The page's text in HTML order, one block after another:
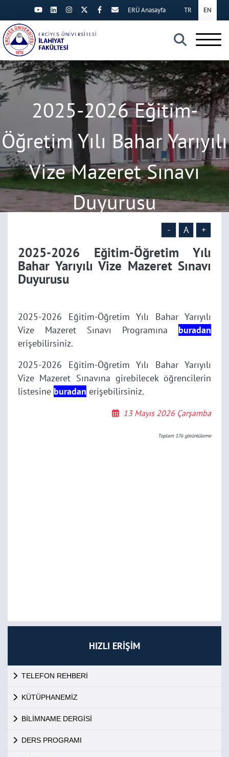
×
TR EN
ERÜ Anasayfa
2025-2026 Eğitim-
Öğretim Yılı Bahar Yarıyılı
Vize Mazeret Sınavı
Duyurusu
HIZLI ERİŞİM
TELEFON REHBERİ
KÜTÜPHANEMİZ
BİLİMNAME DERGİSİ
DERS PROGRAMI
- A +
2025-2026 Eğitim-Öğretim Yılı
Bahar Yarıyılı Vize Mazeret Sınavı
Duyurusu
2025-2026 Eğitim-Öğretim Yılı Bahar Yarıyılı
Vize Mazeret Sınavı Programına buradan
erişebilirsiniz.
2025-2026 Eğitim-Öğretim Yılı Bahar Yarıyılı
Vize Mazeret Sınavına girebilecek öğrencilerin
listesine buradan erişebilirsiniz.
13 Mayıs 2026 Çarşamba
Toplam 176görüntüleme